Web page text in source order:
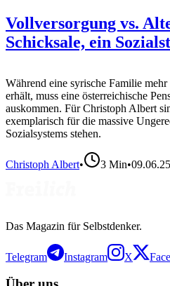
Vollversorgung vs.
Schicksale, ein
Während eine syrische Familie
erhält, muss eine österreichische
auskommen. Für Christoph Albert
exemplarisch für die massive
Sozialsystems stehen.
Christoph Albert• 3 Min•09.06.25
Das Magazin für Selbstdenker.
Telegram Instagram X